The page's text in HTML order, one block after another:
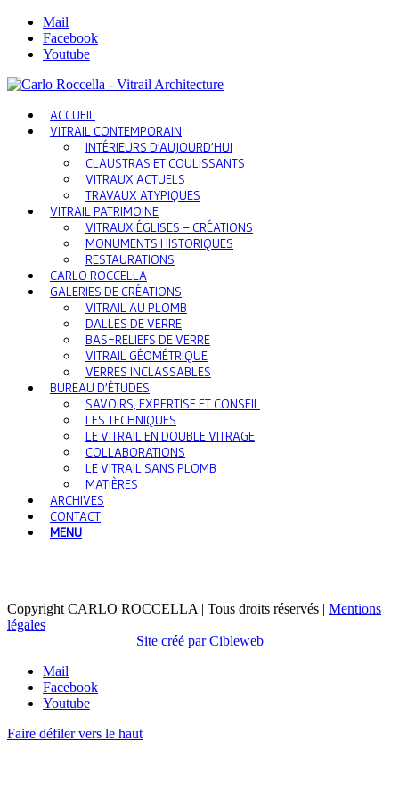
Mail
Facebook
Youtube
ACCUEIL
VITRAIL CONTEMPORAIN
INTÉRIEURS D’AUJOURD’HUI
CLAUSTRAS ET COULISSANTS
VITRAUX ACTUELS
TRAVAUX ATYPIQUES
VITRAIL PATRIMOINE
VITRAUX ÉGLISES – CRÉATIONS
MONUMENTS HISTORIQUES
RESTAURATIONS
CARLO ROCCELLA
GALERIES DE CRÉATIONS
VITRAIL AU PLOMB
DALLES DE VERRE
BAS-RELIEFS DE VERRE
VITRAIL GÉOMÉTRIQUE
VERRES INCLASSABLES
BUREAU D’ÉTUDES
SAVOIRS, EXPERTISE ET CONSEIL
LES TECHNIQUES
LE VITRAIL EN DOUBLE VITRAGE
COLLABORATIONS
LE VITRAIL SANS PLOMB
MATIÈRES
ARCHIVES
CONTACT
MENU
Copyright CARLO ROCCELLA | Tous droits réservés | Mentions
légales
Site créé par Cibleweb
Mail
Facebook
Youtube
Faire défiler vers le haut